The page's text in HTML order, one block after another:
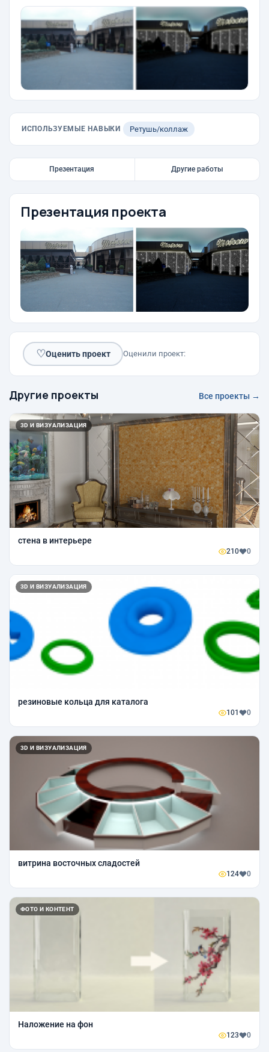
ИСПОЛЬЗУЕМЫЕ НАВЫКИ Ретушь/коллаж
Презентация Другие работы
Презентация проекта
♡Оценить проект Оценили проект:
Другие проекты Все проекты →
3D И ВИЗУАЛИЗАЦИЯ
стена в интерьере
210 0
3D И ВИЗУАЛИЗАЦИЯ
резиновые кольца для каталога
101 0
3D И ВИЗУАЛИЗАЦИЯ
витрина восточных сладостей
124 0
ФОТО И КОНТЕНТ
Наложение на фон
123 0